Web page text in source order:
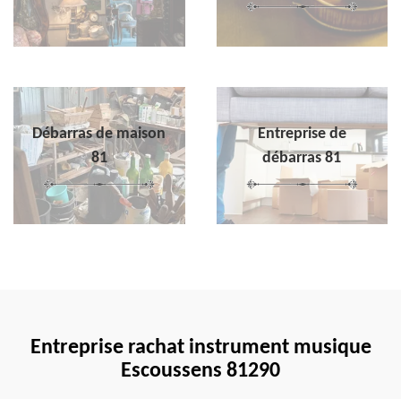
Débarras de maison
81
Entreprise de
débarras 81
Entreprise rachat instrument musique
Escoussens 81290